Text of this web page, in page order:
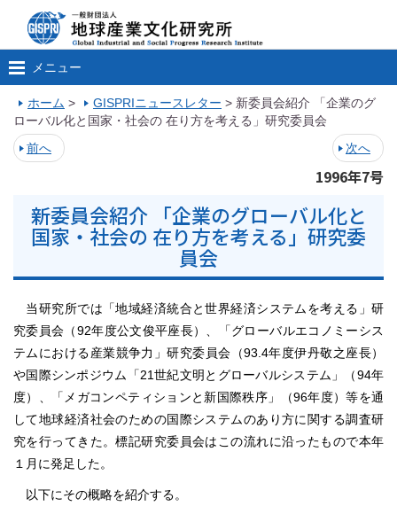
メニュー
ホーム > GISPRIニュースレター > 新委員会紹介 「企業のグ
ローバル化と国家・社会の 在り方を考える」研究委員会
前へ
次へ
1996年7号
新委員会紹介 「企業のグローバル化と
国家・社会の 在り方を考える」研究委
員会
当研究所では「地域経済統合と世界経済システムを考える」研
究委員会（92年度公文俊平座長）、「グローバルエコノミーシス
テムにおける産業競争力」研究委員会（93.4年度伊丹敬之座長）
や国際シンポジウム「21世紀文明とグローバルシステム」（94年
度）、「メガコンペティションと新国際秩序」（96年度）等を通
して地球経済社会のための国際システムのあり方に関する調査研
究を行ってきた。標記研究委員会はこの流れに沿ったもので本年
１月に発足した。
以下にその概略を紹介する。